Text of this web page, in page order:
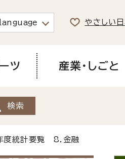
やさしい
ツ 産業・しごと
度統計要覧 8.金融